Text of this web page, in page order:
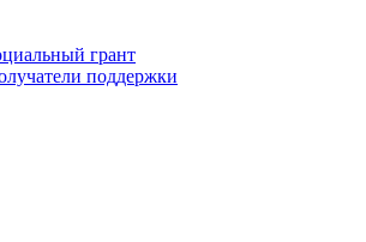
грант
поддержки